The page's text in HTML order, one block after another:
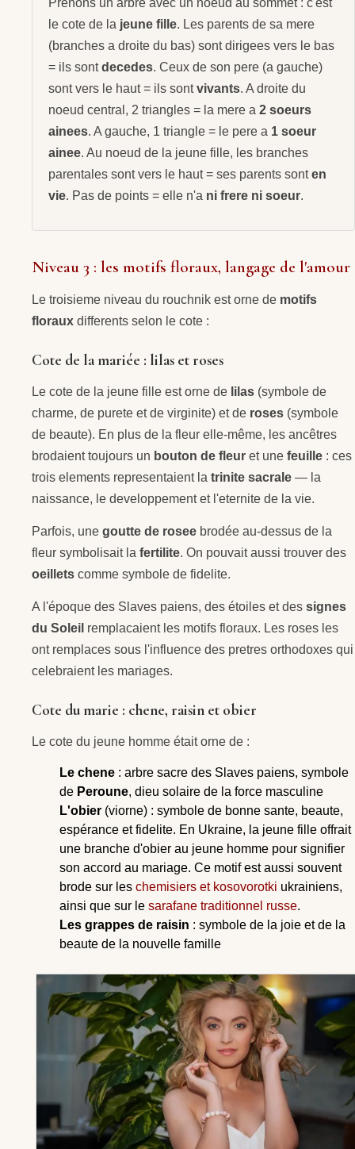
le cote de la jeune fille. Les parents de sa mere
(branches a droite du bas) sont dirigees vers le bas
= ils sontdecedes. Ceux de son pere (a gauche)
sont vers le haut = ils sontvivants. A droite du
noeud central, 2 triangles = la mere a 2 soeurs
ainees. A gauche, 1 triangle = le pere a 1 soeur
ainee. Au noeud de la jeune fille, les branches
parentales sont vers le haut = ses parents sonten
vie. Pas de points = elle n'a ni frere ni soeur.
Niveau 3 : les motifs floraux, langage de l'amour
Le troisieme niveau du rouchnik est orne de motifs
floraux differents selon le cote :
Cote de la mariée : lilas et roses
Le cote de la jeune fille est orne de lilas (symbole de
charme, de purete et de virginite) et de roses (symbole
de beaute). En plus de la fleur elle-même, les ancêtres
brodaient toujours un bouton de fleur et une feuille : ces
trois elements representaient la trinite sacrale — la
naissance, le developpement et l'eternite de la vie.
Parfois, une goutte de rosee brodée au-dessus de la
fleur symbolisait la fertilite. On pouvait aussi trouver des
oeillets comme symbole de fidelite.
A l'époque des Slaves paiens, des étoiles et des signes
du Soleil remplacaient les motifs floraux. Les roses les
ont remplaces sous l'influence des pretres orthodoxes qui
celebraient les mariages.
Cote du marie : chene, raisin et obier
Le cote du jeune homme était orne de :
Le chene : arbre sacre des Slaves paiens, symbole
de Peroune, dieu solaire de la force masculine
L'obier (viorne) : symbole de bonne sante, beaute,
espérance et fidelite. En Ukraine, la jeune fille offrait
une branche d'obier au jeune homme pour signifier
son accord au mariage. Ce motif est aussi souvent
brode sur les chemisiers et kosovorotki ukrainiens,
ainsi que sur le sarafane traditionnel russe.
Les grappes de raisin : symbole de la joie et de la
beaute de la nouvelle famille